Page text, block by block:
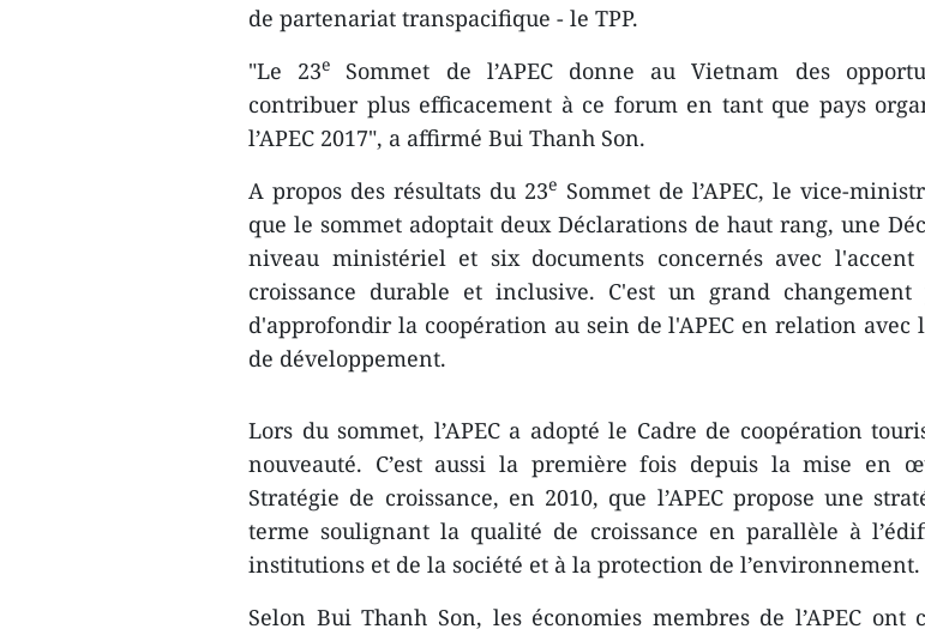
de partenariat transpacifique - le TPP.
"Le 23e
Sommet de l’APEC donne au Vietnam des
contribuer plus efficacement à ce forum en tant que pays
l’APEC 2017", a affirmé Bui Thanh Son.
A propos des résultats du 23e Sommet de l’APEC, le vice-
que le sommet adoptait deux Déclarations de haut rang, une
niveau ministériel et six documents concernés avec
croissance durable et inclusive.​ C'est un grand changement
d'approfondir la coopération au sein de l'APEC en relation avec
de développement.
Lors du sommet, l’APEC a adopté le Cadre de coopération
nouveauté. C’est aussi la première fois depuis la mise en
Stratégie de croissance, en 2010, que l’APEC propose une
terme soulignant la qualité de croissance en parallèle à
institutions et de la société et à la protection de l’environnement.
Selon Bui Thanh Son, les économies membres de l’APEC ont